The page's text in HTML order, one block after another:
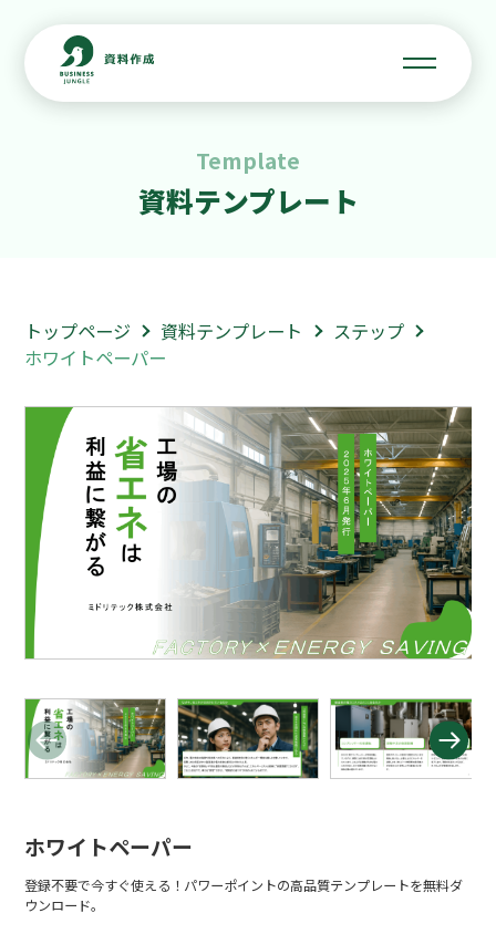
Template
資料テンプレート
トップページ 資料テンプレート
ステップ
ホワイトペーパー
ホワイトペーパー
登録不要で今すぐ使える！パワーポイントの高品質テンプレートを無料ダ
ウンロード。